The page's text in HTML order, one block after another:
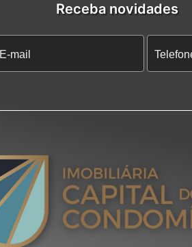
Receba novidades